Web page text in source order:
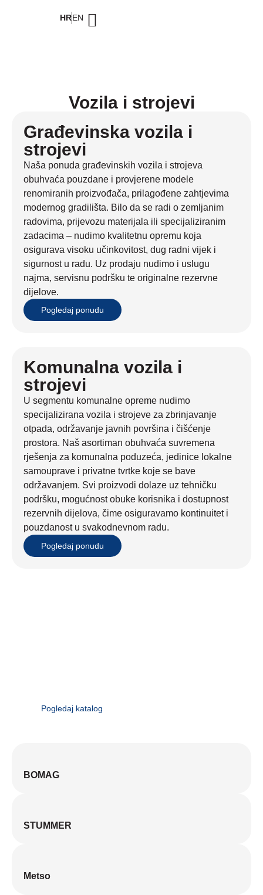
HREN
Vozila i strojevi
Građevinska vozila i
strojevi
Naša ponuda građevinskih vozila i strojeva
obuhvaća pouzdane i provjerene modele
renomiranih proizvođača, prilagođene zahtjevima
modernog gradilišta. Bilo da se radi o zemljanim
radovima, prijevozu materijala ili specijaliziranim
zadacima – nudimo kvalitetnu opremu koja
osigurava visoku učinkovitost, dug radni vijek i
sigurnost u radu. Uz prodaju nudimo i uslugu
najma, servisnu podršku te originalne rezervne
dijelove.
Pogledaj ponudu
Komunalna vozila i
strojevi
U segmentu komunalne opreme nudimo
specijalizirana vozila i strojeve za zbrinjavanje
otpada, održavanje javnih površina i čišćenje
prostora. Naš asortiman obuhvaća suvremena
rješenja za komunalna poduzeća, jedinice lokalne
samouprave i privatne tvrtke koje se bave
održavanjem. Svi proizvodi dolaze uz tehničku
podršku, mogućnost obuke korisnika i dostupnost
rezervnih dijelova, čime osiguravamo kontinuitet i
pouzdanost u svakodnevnom radu.
Pogledaj ponudu
Pogledaj katalog
BOMAG
STUMMER
Metso